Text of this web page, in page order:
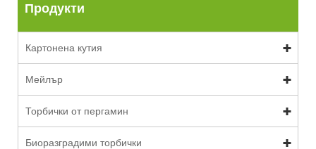
Продукти
Картонена кутия
Мейлър
Торбички от пергамин
Биоразградими торбички